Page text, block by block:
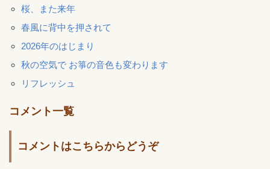
桜、また来年
春風に背中を押されて
2026年のはじまり
秋の空気で お箏の音色も変わります
リフレッシュ
コメント一覧
コメントはこちらからどうぞ